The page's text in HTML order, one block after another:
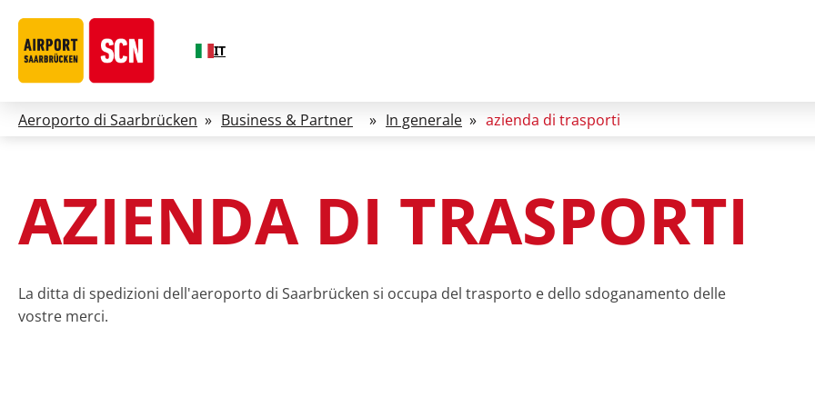
IT
Aeroporto di Saarbrücken » Business & Partner » In generale » azienda di trasporti
AZIENDA DI TRASPORTI
La ditta di spedizioni dell'aeroporto di Saarbrücken si occupa del trasporto e dello sdoganamento delle
vostre merci.